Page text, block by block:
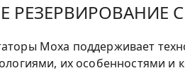
РЕЗЕРВИРОВАНИЕ
Moxa поддерживает
их особенностями